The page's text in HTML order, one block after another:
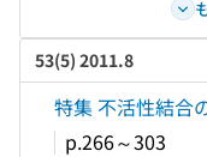
53(5) 2011.8
特集 不活性結合
p.266～303